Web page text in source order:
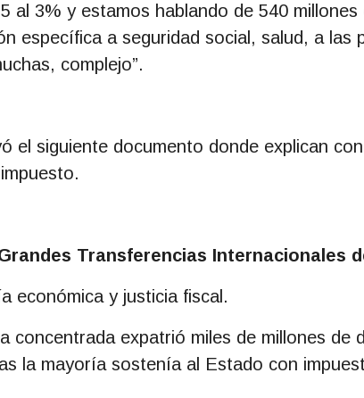
al 3% y estamos hablando de 540
específica a seguridad social, salud, a las
complejo”.
el siguiente documento donde explican
Transferencias Internacionales
económica y justicia fiscal.
concentrada expatrió miles de millones de
la mayoría sostenía al Estado con